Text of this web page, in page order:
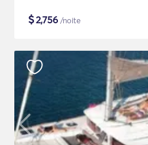
$2,756 /noite